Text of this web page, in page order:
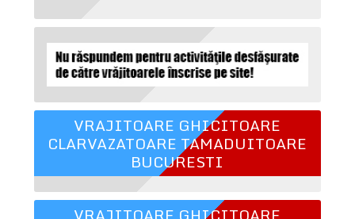
VRAJITOARE GHICITOARE
CLARVAZATOARE TAMADUITOARE
BUCURESTI